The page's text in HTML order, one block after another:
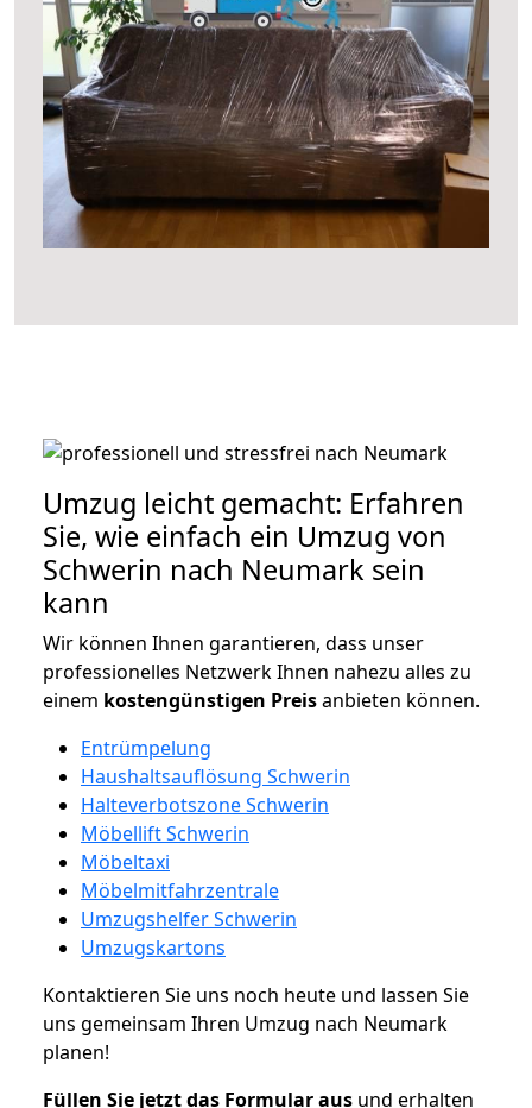
Umzug leicht gemacht: Erfahren
Sie, wie einfach ein Umzug von
Schwerin nach Neumark sein
kann
Wir können Ihnen garantieren, dass unser
professionelles Netzwerk Ihnen nahezu alles zu
einem kostengünstigen Preisanbieten können.
Entrümpelung
Haushaltsauflösung Schwerin
Halteverbotszone Schwerin
Möbellift Schwerin
Möbeltaxi
Möbelmitfahrzentrale
Umzugshelfer Schwerin
Umzugskartons
Kontaktieren Sie uns noch heute und lassen Sie
uns gemeinsam Ihren Umzug nach Neumark
planen!
Füllen Sie jetzt das Formular aus und erhalten